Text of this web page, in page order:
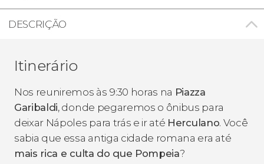
DESCRIÇÃO
Itinerário
Nos reuniremos às 9:30 horas na Piazza
Garibaldi, donde pegaremos o ônibus para
deixar Nápoles para trás e ir até Herculano. Você
sabia que essa antiga cidade romana era até
mais rica e culta do que Pompeia?